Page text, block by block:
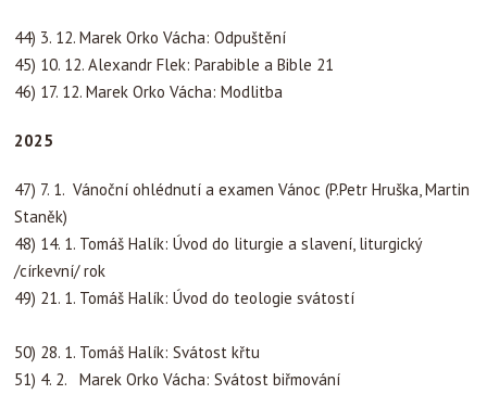
44) 3. 12. Marek Orko Vácha: Odpuštění
45) 10. 12. Alexandr Flek: Parabible a Bible 21
46) 17. 12. Marek Orko Vácha: Modlitba
2025
47) 7. 1. Vánoční ohlédnutí a examen Vánoc (P.Petr Hruška, Martin
Staněk)
48) 14. 1. Tomáš Halík: Úvod do liturgie a slavení, liturgický
/církevní/ rok
49) 21. 1. Tomáš Halík: Úvod do teologie svátostí
50) 28. 1. Tomáš Halík: Svátost křtu
51) 4. 2. Marek Orko Vácha: Svátost biřmování